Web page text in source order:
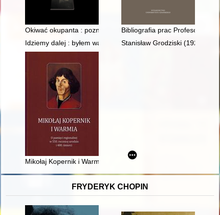
Okiwać okupanta : poznański futbol w konspiracji (1940-1943)
Bibliografia prac Profesora
Idziemy dalej : byłem warszawskim przewodnikiem w czasach
Stanisław Grodziski (1929-
Mikołaj Kopernik i Warmia : o pamięci regionalnej w 550.
FRYDERYK CHOPIN